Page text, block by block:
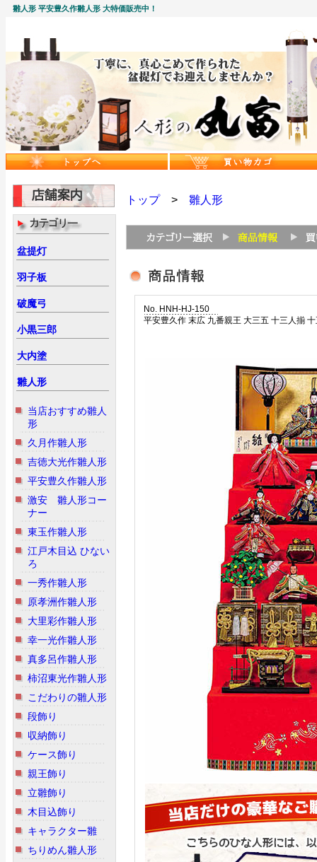
雛人形 平安豊久作雛人形 大特価販売中！
盆提灯
羽子板
破魔弓
小黒三郎
大内塗
雛人形
当店おすすめ雛人
形
久月作雛人形
吉徳大光作雛人形
平安豊久作雛人形
激安 雛人形コー
ナー
東玉作雛人形
江戸木目込 ひない
ろ
一秀作雛人形
原孝洲作雛人形
大里彩作雛人形
幸一光作雛人形
真多呂作雛人形
柿沼東光作雛人形
こだわりの雛人形
段飾り
収納飾り
ケース飾り
親王飾り
立雛飾り
木目込飾り
キャラクター雛
ちりめん雛人形
トップ> 雛人形
No. HNH-HJ-150
平安豊久作 末広 九番親王 大三五 十三人揃